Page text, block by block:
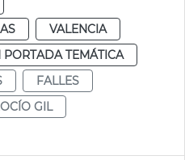
VALENCIA
PORTADA TEMÁTICA
FALLES
GIL